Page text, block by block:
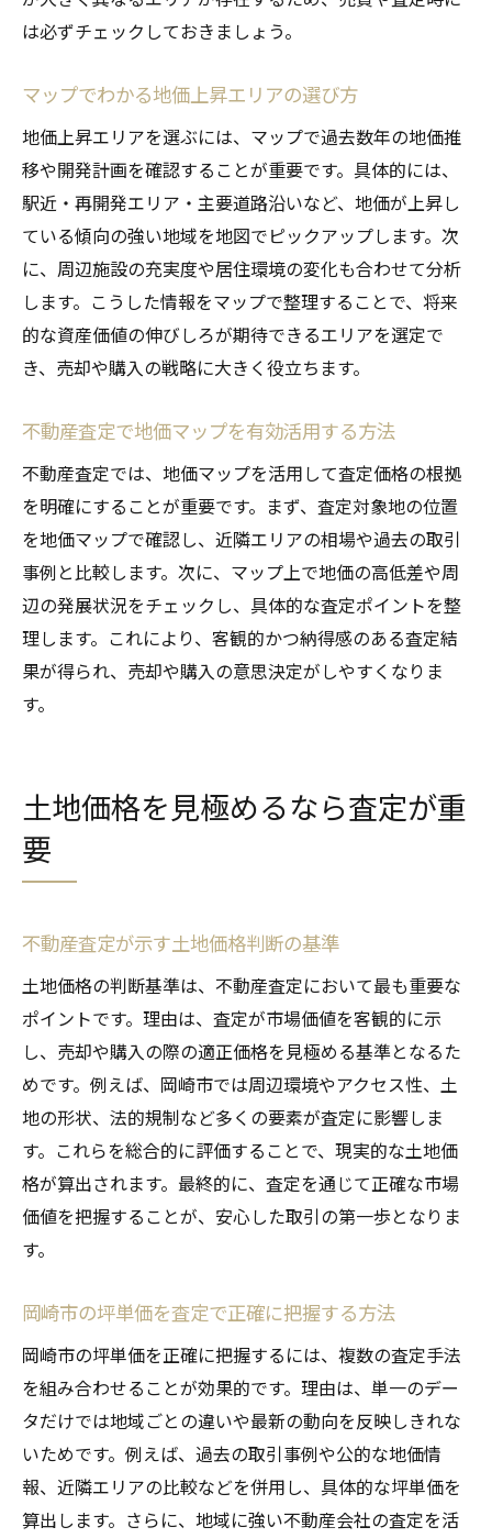
は必ずチェックしておきましょう。
マップでわかる地価上昇エリアの選び方
地価上昇エリアを選ぶには、マップで過去数年の地価推
移や開発計画を確認することが重要です。具体的には、
駅近・再開発エリア・主要道路沿いなど、地価が上昇し
ている傾向の強い地域を地図でピックアップします。次
に、周辺施設の充実度や居住環境の変化も合わせて分析
します。こうした情報をマップで整理することで、将来
的な資産価値の伸びしろが期待できるエリアを選定で
き、売却や購入の戦略に大きく役立ちます。
不動産査定で地価マップを有効活用する方法
不動産査定では、地価マップを活用して査定価格の根拠
を明確にすることが重要です。まず、査定対象地の位置
を地価マップで確認し、近隣エリアの相場や過去の取引
事例と比較します。次に、マップ上で地価の高低差や周
辺の発展状況をチェックし、具体的な査定ポイントを整
理します。これにより、客観的かつ納得感のある査定結
果が得られ、売却や購入の意思決定がしやすくなりま
す。
土地価格を見極めるなら査定が重
要
不動産査定が示す土地価格判断の基準
土地価格の判断基準は、不動産査定において最も重要な
ポイントです。理由は、査定が市場価値を客観的に示
し、売却や購入の際の適正価格を見極める基準となるた
めです。例えば、岡崎市では周辺環境やアクセス性、土
地の形状、法的規制など多くの要素が査定に影響しま
す。これらを総合的に評価することで、現実的な土地価
格が算出されます。最終的に、査定を通じて正確な市場
価値を把握することが、安心した取引の第一歩となりま
す。
岡崎市の坪単価を査定で正確に把握する方法
岡崎市の坪単価を正確に把握するには、複数の査定手法
を組み合わせることが効果的です。理由は、単一のデー
タだけでは地域ごとの違いや最新の動向を反映しきれな
いためです。例えば、過去の取引事例や公的な地価情
報、近隣エリアの比較などを併用し、具体的な坪単価を
算出します。さらに、地域に強い不動産会社の査定を活